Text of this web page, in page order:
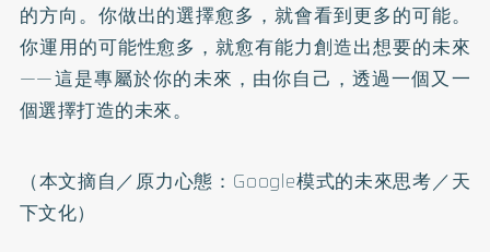
的方向。你做出的選擇愈多，就會看到更多的可能。
你運用的可能性愈多，就愈有能力創造出想要的未來
——這是專屬於你的未來，由你自己，透過一個又一
個選擇打造的未來。
（本文摘自／原力心態：Google模式的未來思考／天
下文化）